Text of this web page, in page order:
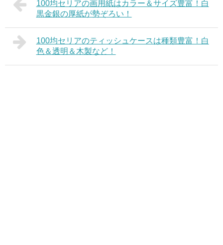
100均セリアの画用紙はカラー＆サイズ豊富！白
黒金銀の厚紙が勢ぞろい！
100均セリアのティッシュケースは種類豊富！白
色＆透明＆木製など！